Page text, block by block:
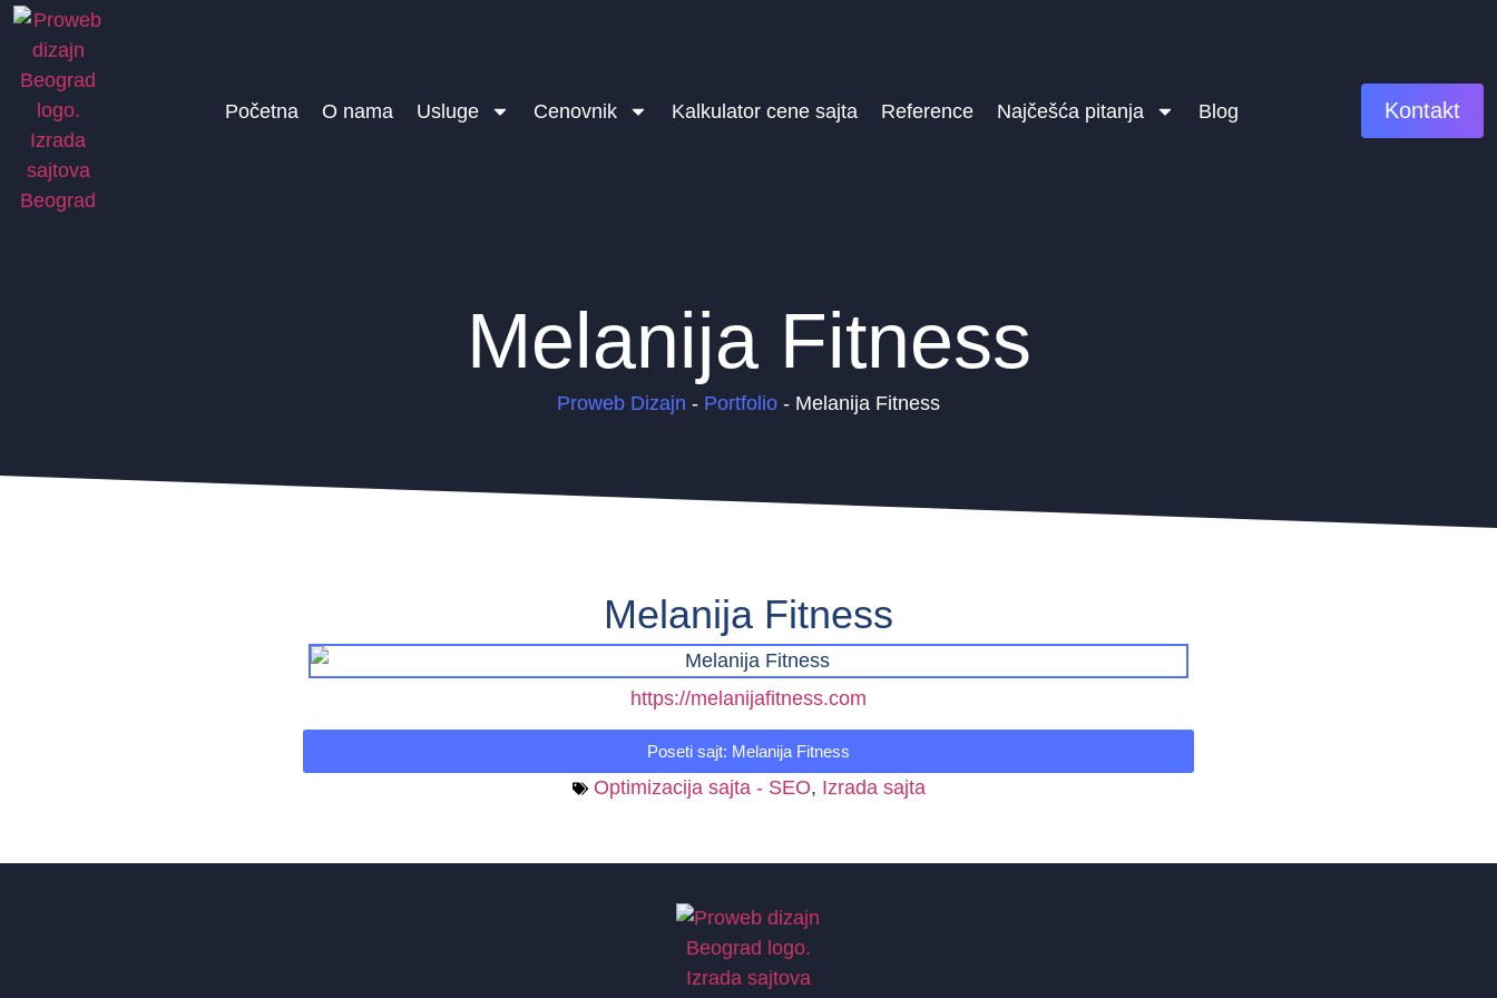
Početna O nama Usluge Cenovnik Kalkulator cene sajta Reference Najčešća pitanja Blog Kontakt
Melanija Fitness
Proweb Dizajn - Portfolio - Melanija Fitness
Melanija Fitness
https://melanijafitness.com
Poseti sajt: Melanija Fitness
Optimizacija sajta - SEO, Izrada sajta